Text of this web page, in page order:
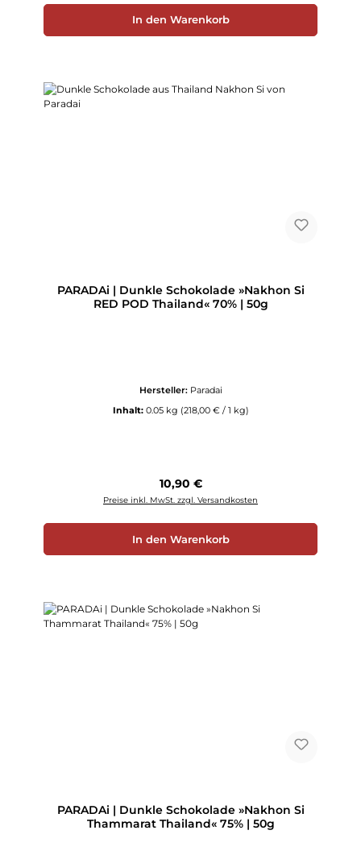
In den Warenkorb
PARADAi | Dunkle Schokolade »Nakhon Si
RED POD Thailand« 70% | 50g
Hersteller: Paradai
Inhalt: 0.05 kg (218,00 € / 1 kg)
Regulärer Preis:
10,90 €
Preise inkl. MwSt. zzgl. Versandkosten
In den Warenkorb
PARADAi | Dunkle Schokolade »Nakhon Si
Thammarat Thailand« 75% | 50g